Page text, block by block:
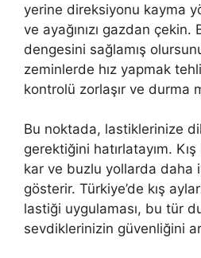
yerine direksiyonu kayma
ve ayağınızı gazdan çekin.
dengesini sağlamış
zeminlerde hız yapmak
kontrolü zorlaşır ve durma
Bu noktada, lastiklerinize
gerektiğini hatırlatayım.
kar ve buzlu yollarda daha
gösterir. Türkiye’de kış
lastiği uygulaması, bu tür
sevdiklerinizin güvenliğini